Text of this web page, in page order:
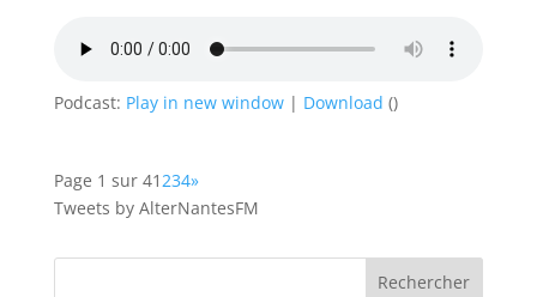
Podcast: Play in new window| Download ()
Page 1 sur 41234»
Tweets by AlterNantesFM